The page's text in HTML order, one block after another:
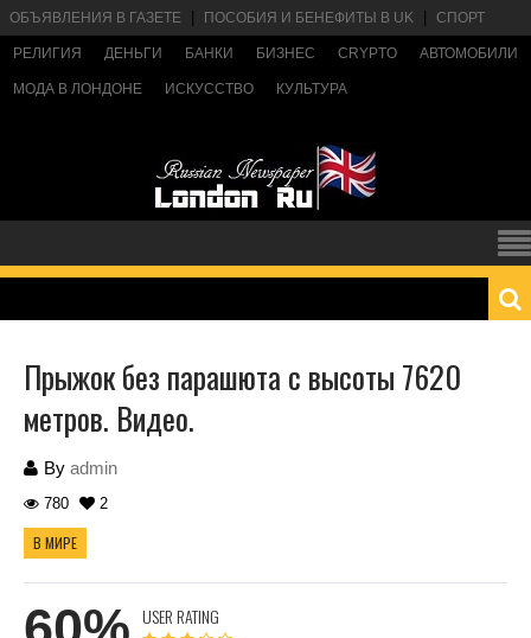
ОБЪЯВЛЕНИЯ В ГАЗЕТЕ ПОСОБИЯ И БЕНЕФИТЫ В UK СПОРТ
РЕЛИГИЯ ДЕНЬГИ БАНКИ БИЗНЕС CRYPTO АВТОМОБИЛИ
МОДА В ЛОНДОНЕ ИСКУССТВО КУЛЬТУРА
Прыжок без парашюта с высоты 7620
метров. Видео.
By admin
780 2
В МИРЕ
USER RATING